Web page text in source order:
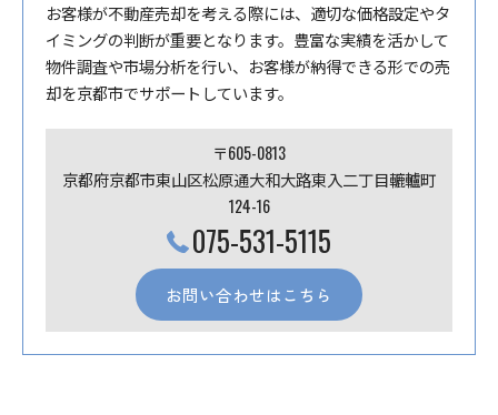
お客様が不動産売却を考える際には、適切な価格設定やタ
イミングの判断が重要となります。豊富な実績を活かして
物件調査や市場分析を行い、お客様が納得できる形での売
却を京都市でサポートしています。
〒605-0813
京都府京都市東山区松原通大和大路東入二丁目轆轤町
124-16
075-531-5115
お問い合わせはこちら